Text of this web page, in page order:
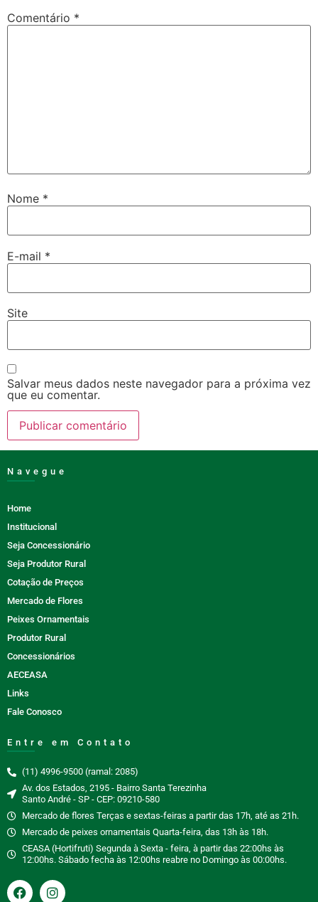
Comentário *
Nome *
E-mail *
Site
Salvar meus dados neste navegador para a próxima vez
que eu comentar.
Navegue
Home
Institucional
Seja Concessionário
Seja Produtor Rural
Cotação de Preços
Mercado de Flores
Peixes Ornamentais
Produtor Rural
Concessionários
AECEASA
Links
Fale Conosco
Entre em Contato
(11) 4996-9500 (ramal: 2085)
Av. dos Estados, 2195 - Bairro Santa Terezinha
Santo André - SP - CEP: 09210-580
Mercado de flores Terças e sextas-feiras a partir das 17h, até as 21h.
Mercado de peixes ornamentais Quarta-feira, das 13h às 18h.
CEASA (Hortifruti) Segunda à Sexta - feira, à partir das 22:00hs às
12:00hs. Sábado fecha às 12:00hs reabre no Domingo às 00:00hs.